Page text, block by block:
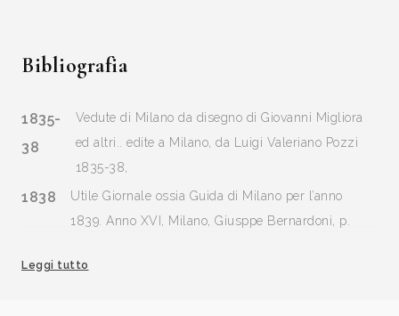
Bibliografia
1835-
38
Vedute di Milano da disegno di Giovanni Migliora
ed altri.. edite a Milano, da Luigi Valeriano Pozzi
1835-38,
1838
Utile Giornale ossia Guida di Milano per l’anno
1839. Anno XVI, Milano, Giusppe Bernardoni, p.
1845
Antonio Bossi, Raccolta di Ornati applicabili a
Leggi tutto